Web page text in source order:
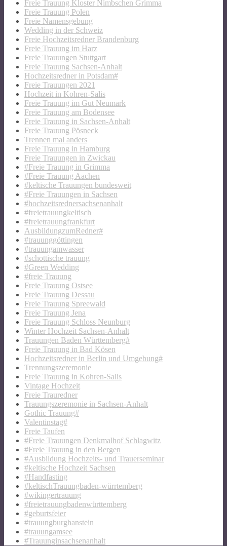
Freie Trauung Kloster Nimbschen Grimma
Freie Trauung Polen
Freie Namensgebung
Wedding in der Schweiz
Freie Hochzeitsredner Brandenburg
Freie Trauung im Harz
Freie Trauungen Stuttgart
Freie Trauung Sachsen-Anhalt
Hochzeitsredner in Potsdam#
Freie Trauungen 2021
Hochzeit in Kohren-Salis
Freie Trauung im Gut Neumark
Freie Trauung am Bodensee
Freie Trauung in Sachsen-Anhalt
Freie Trauung Pösneck
Trennen mal anders
Freie Trauung in Hamburg
Freie Trauungen in Zwickau
#Freie Trauung in Grimma
#Freie Trauung Aachen
#keltische Trauungen bundesweit
#Freie Trauungen in Sachsen
#hochzeitsrednersachsenanhalt
#freietrauungkeltisch
#freietrauungfrankfurt
AusbildungzumRedner#
#trauunggöttingen
#trauungamwasser
#schottische trauung
#Green Wedding
#freie Trauung
Freie Trauung Ostsee
Freie Trauung Dessau
Freie Trauung Spreewald
Freie Trauung Jena
Freie Trauung Schloss Neunburg
Winter Hochzeit Sachsen-Anhalt
Trauungen Baden Württemberg#
Freie Trauung in Bad Kösen
Hochzeitsredner in Berlin und Umgebung#
Trennungszeremonie
Freie Trauung in Kohren-Salis
Vintage Hochzeit
Freie Trauredner
Trauungszeremonie in Sachsen-Anhalt
Gothic Trauung#
Valentinstag#
Freie Taufen
#Freie Trauungen Denkmalhof Schlagwitz
#Freie Trauung in den Bergen
#Ausbildung Hochzeits- und Trauerseminar
#keltische Hochzeit Sachsen
#Handfasting
#keltischTrauungbaden-würrtemberg
#wikingertrauung
#freietrauungbadenwürttemberg
#geburtsfeier
#trauungburghanstein
#trauungamsee
#Trauunginsachsenanhalt